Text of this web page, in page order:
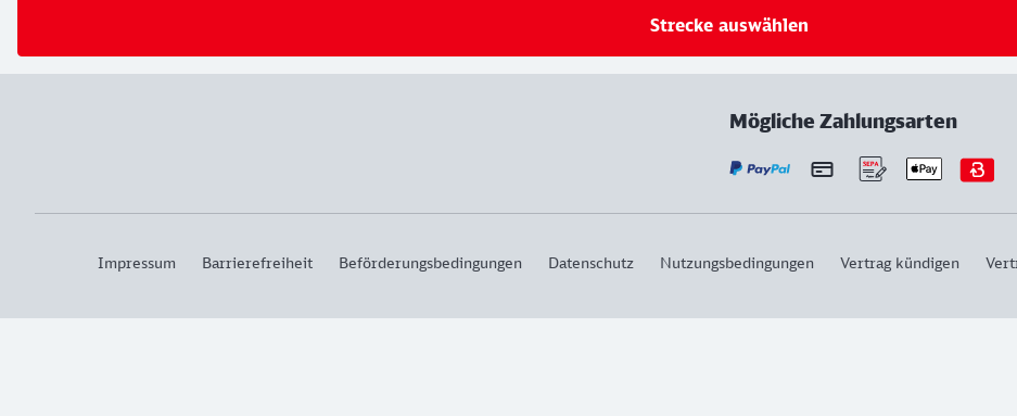
Strecke auswählen
Mögliche Zahlungsarten
Impressum Barrierefreiheit Beförderungsbedingungen Datenschutz Nutzungsbedingungen Vertrag kündigen